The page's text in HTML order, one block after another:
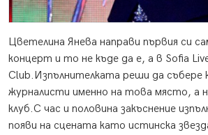
Цветелина Янева направи първия си
концерт и то не къде да е, а в Sofia
Club.Изпълнителката реши да събере
журналисти именно на това място, а
клуб.С час и половина закъснение
появи на сцената като истинска